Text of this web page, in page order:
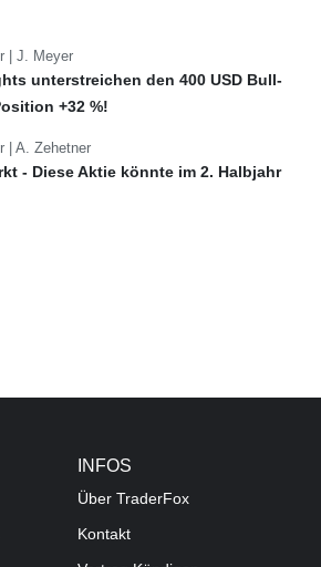
| J. Meyer
unterstreichen den 400 USD Bull-
+32 %!
| A. Zehetner
- Diese Aktie könnte im 2. Halbjahr
INFOS
Über TraderFox
Kontakt